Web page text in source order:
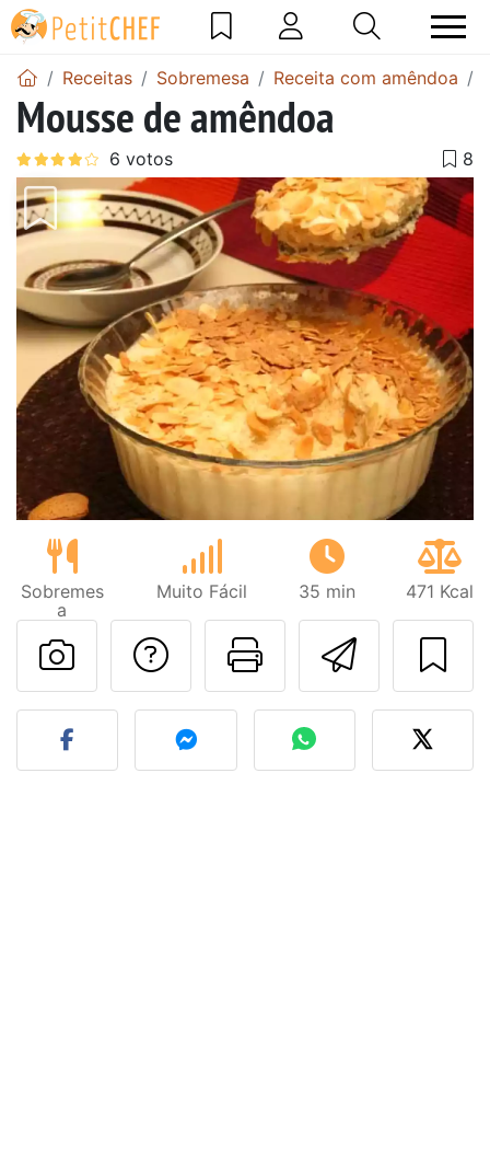
Receitas Sobremesa Receita com amêndoa
Mousse de amêndoa
Sobremes
a
Muito Fácil 35 min 471 Kcal
Imprima
Falar com o autor
Fez esta receita?